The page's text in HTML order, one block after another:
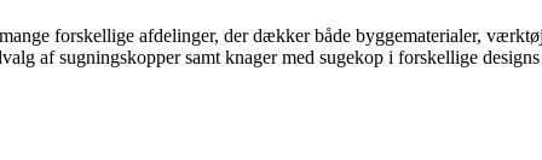
forskellige afdelinger, der dækker både byggematerialer,
af sugningskopper samt knager med sugekop i forskellige